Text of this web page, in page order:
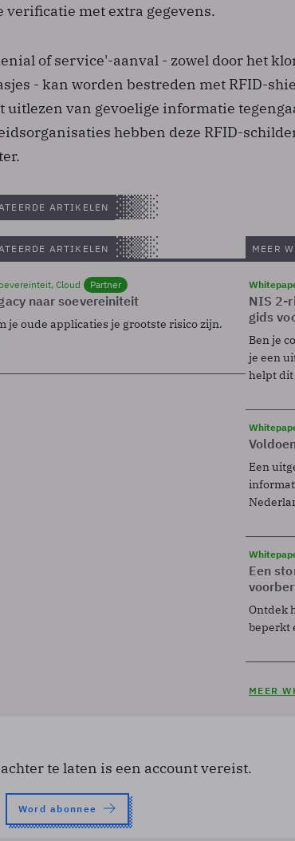
verificatie met extra gegevens.
of service'-aanval - zowel door het
- kan worden bestreden met RFID-
uitlezen van gevoelige informatie
hebben deze RFID-
ARTIKELEN
ARTIKELEN
Cloud Partner
naar soevereiniteit
je oude applicaties je grootste risico zijn.
MEER
NIS 2-
gids
Ben je
je een
helpt dit
Een
Een
Ontdek
beperkt
MEER
te laten is een account vereist.
Word abonnee